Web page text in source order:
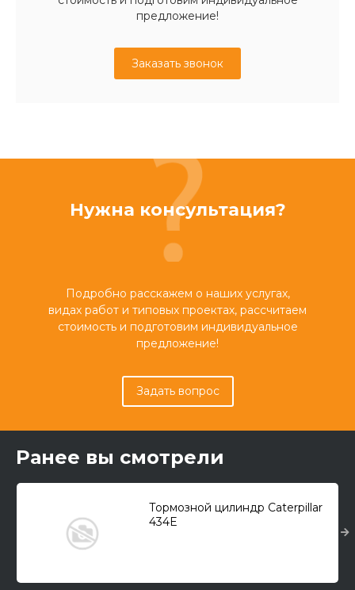
предложение!
Заказать звонок
Нужна консультация?
Подробно расскажем о наших услугах,
видах работ и типовых проектах, рассчитаем
стоимость и подготовим индивидуальное
предложение!
Задать вопрос
Ранее вы смотрели
Тормозной цилиндр Caterpillar
434E